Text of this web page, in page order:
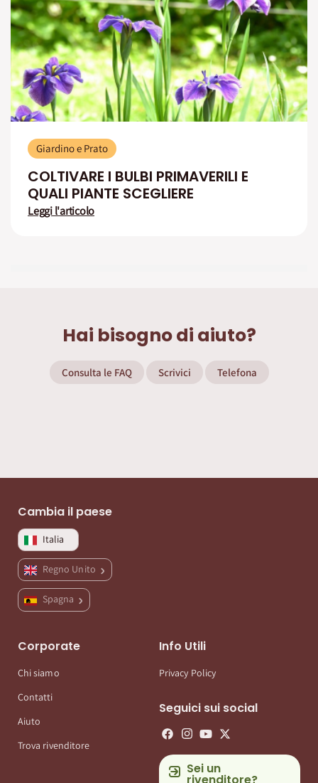
Giardino e Prato
COLTIVARE I BULBI PRIMAVERILI E
QUALI PIANTE SCEGLIERE
Leggi l'articolo
Hai bisogno di aiuto?
Consulta le FAQ Scrivici Telefona
Cambia il paese
Italia
Regno Unito
Spagna
Corporate
Chi siamo
Contatti
Aiuto
Trova rivenditore
Info Utili
Privacy Policy
Seguici sui social
Sei un